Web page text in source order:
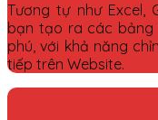
Tương tự như Excel,
bạn tạo ra các
phú, với khả năng
tiếp trên Website.